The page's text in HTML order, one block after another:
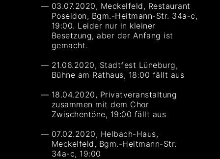
03.07.2020, Meckelfeld, Restaurant
Poseidon, Bgm.-Heitmann-Str. 34a-c,
19:00. Leider nur in kleiner
Besetzung, aber der Anfang ist
gemacht.
21.06.2020, Stadtfest Lüneburg,
Bühne am Rathaus, 18:00 fällt aus
18.04.2020, Privatveranstaltung
zusammen mit dem Chor
Zwischentöne, 19:00 fällt aus
07.02.2020, Helbach-Haus,
Meckelfeld, Bgm.-Heitmann-Str.
34a-c, 19:00